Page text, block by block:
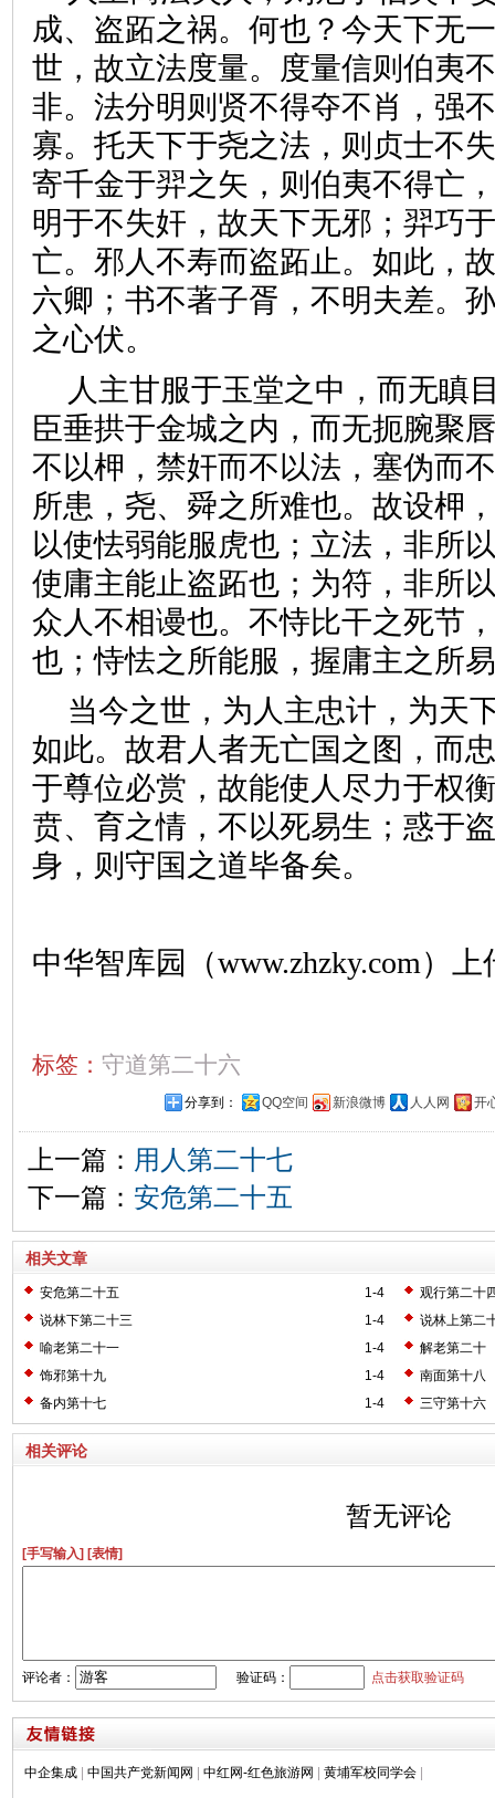
成、盗跖之祸。何也？今天下无
世，故立法度量。度量信则伯夷
非。法分明则贤不得夺不肖，强
寡。托天下于尧之法，则贞士不
寄千金于羿之矢，则伯夷不得亡
明于不失奸，故天下无邪；羿巧
亡。邪人不寿而盗跖止。如此，
六卿；书不著子胥，不明夫差。
之心伏。
人主甘服于玉堂之中，而无瞋
臣垂拱于金城之内，而无扼腕聚
不以柙，禁奸而不以法，塞伪而
所患，尧、舜之所难也。故设柙
以使怯弱能服虎也；立法，非所
使庸主能止盗跖也；为符，非所
众人不相谩也。不恃比干之死节
也；恃怯之所能服，握庸主
当今之世，为人主忠计，为天
如此。故君人者无亡国之图，而
于尊位必赏，故能使人尽力于权
贲、育之情，不以死易生；惑于
身，则守国之道毕备矣。
中华智库园（www.zhzky.com）上
标签： 守道第二十六
分享到： QQ空间 新浪微博 人人网 开
上一篇： 用人第二十七
下一篇： 安危第二十五
相关文章
1-4
安危第二十五
观行第二十
1-4
说林下第二十三
说林上第二
1-4
喻老第二十一
解老第二十
1-4
饰邪第十九
南面第十八
1-4
备内第十七 三守第十六
相关评论
暂无评论
[手写输入] [表情]
评论者： 验证码： 点击获取验证码
中企集成 | 中国共产党新闻网 | 中红网-红色旅游网 | 黄埔军校同学会 |